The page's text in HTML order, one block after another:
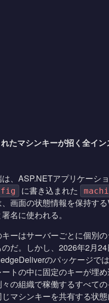
たマシンキーが招く全イ
、ASP.NETアプリケーシ
に書き込まれた
画面の状態情報を保持す
名に使われる。
ーはサーバーごとに個別
だ。しかし、2026年2月
のパッケージで
トの中に固定のキーが埋
の組織で稼働するすべての
マシンキーを共有する状態